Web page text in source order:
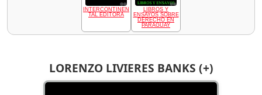
LORENZO LIVIERES BANKS (+)
INTERCONTINEN
TAL EDITORA
LIBROS Y
ENSAYOS SOBRE
DERECHO EN
PARAGUAY